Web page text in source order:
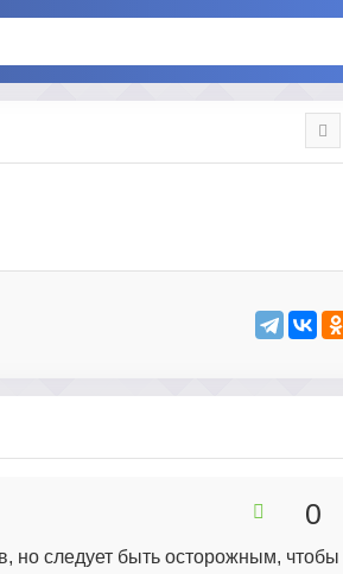
но следует быть осторожным, чтобы
0